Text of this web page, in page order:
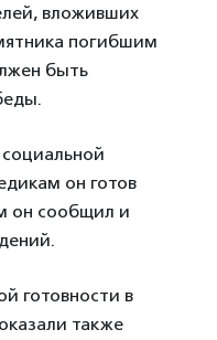
вложивших
погибшим
быть
социальной
он готов
он сообщил и
готовности в
также